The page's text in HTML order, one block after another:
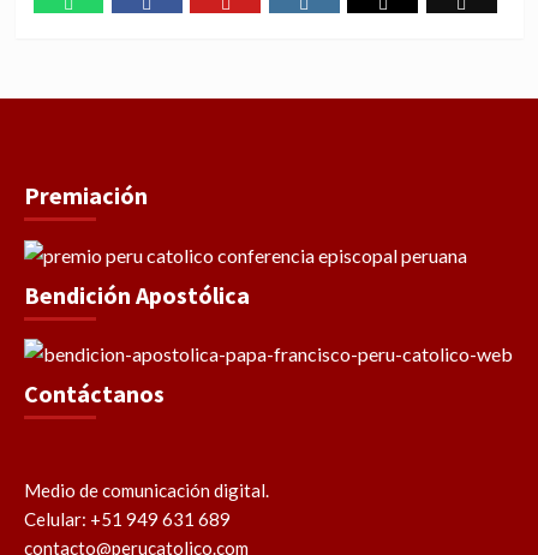
Premiación
Bendición Apostólica
Contáctanos
Medio de comunicación digital.
Celular: +51 949 631 689
contacto@perucatolico.com